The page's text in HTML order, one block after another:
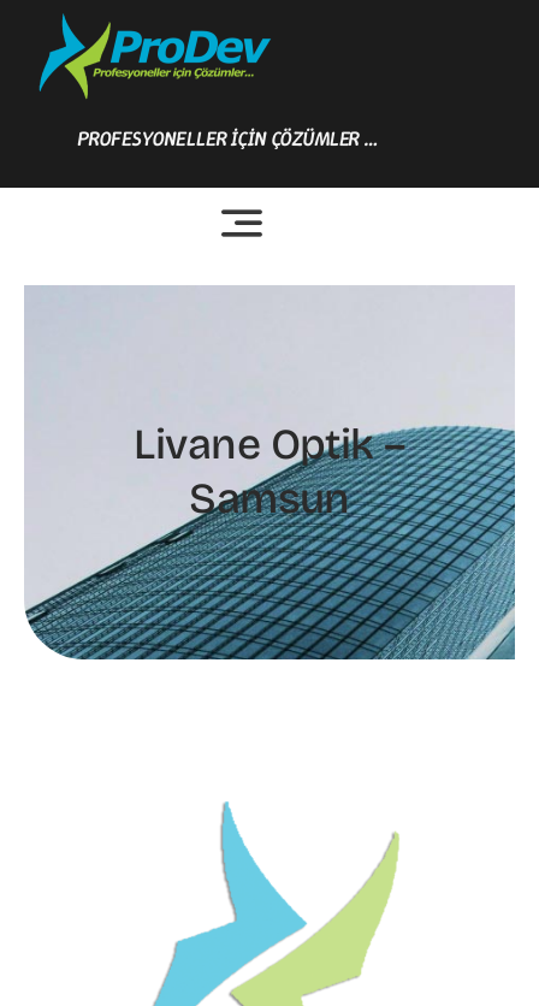
content
PROFESYONELLER İÇİN ÇÖZÜMLER …
Livane Optik –
Samsun